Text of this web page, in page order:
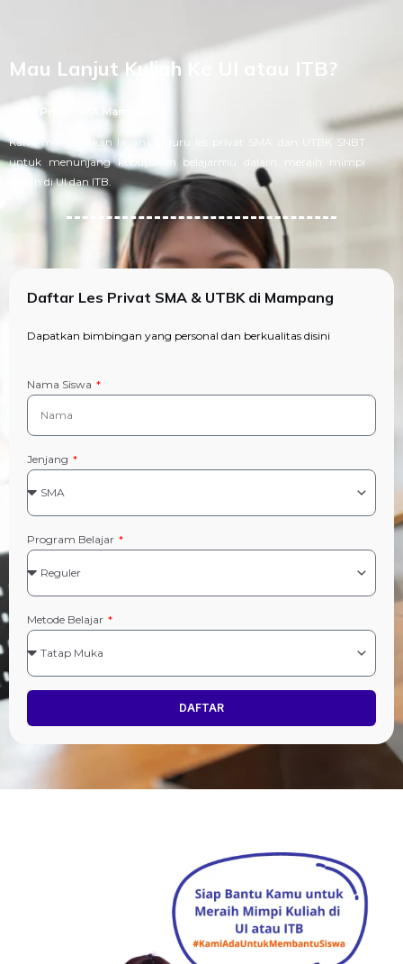
Mau Lanjut Kuliah Ke UI atau ITB?
Guru Privat SMA Mampang
Kami menyediakan layanan guru les privat SMA dan UTBK SNBT
untuk menunjang kebutuhan belajarmu dalam meraih mimpi
kuliah di UI dan ITB.
Daftar Les Privat SMA & UTBK di Mampang
Dapatkan bimbingan yang personal dan berkualitas disini
Nama Siswa
Jenjang
Program Belajar
Metode Belajar
DAFTAR